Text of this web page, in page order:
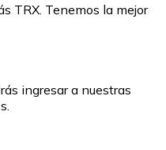
TRX. Tenemos la mejor
ingresar a nuestras